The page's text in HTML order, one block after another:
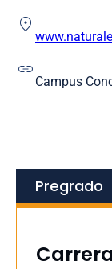
Campus
Pregrado